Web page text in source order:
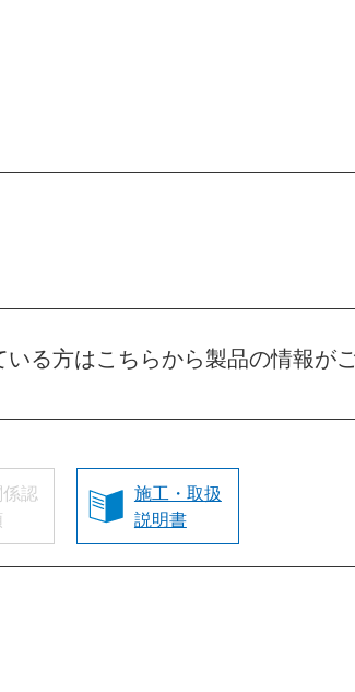
る方はこちらから製品の情報が
認
施工・取扱
説明書